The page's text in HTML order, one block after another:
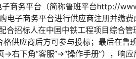
商务平台（简称鲁班平台http://
电子商务平台进行供应商注册并缴
招标人在中国中铁工程项目综合管
供应商后方可参与投标；最后在鲁
右下角“客服”→“操作手册”），响